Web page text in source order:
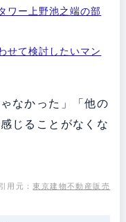
ワー上野池之端の部
せて検討したいマン
なかった」「他の
じることがなくな
用元：東京建物不動産販売